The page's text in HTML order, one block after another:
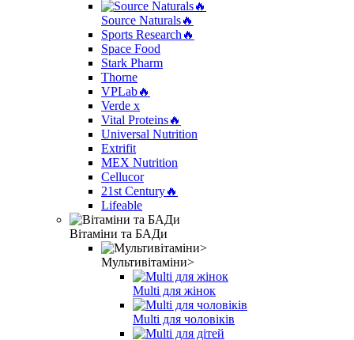
Source Naturals🔥
Sports Research🔥
Space Food
Stark Pharm
Thorne
VPLab🔥
Verde x
Vital Proteins🔥
Universal Nutrition
Extrifit
MEX Nutrition
Cellucor
21st Century🔥
Lifeable
Вітаміни та БАДи
Мультивітаміни>
Multi для жінок
Multi для чоловіків